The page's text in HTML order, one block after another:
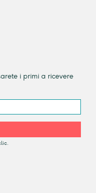
i primi a ricevere